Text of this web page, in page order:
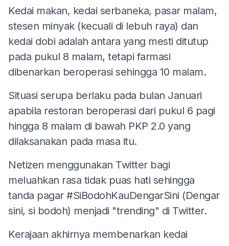
Kedai makan, kedai serbaneka, pasar malam,
stesen minyak (kecuali di lebuh raya) dan
kedai dobi adalah antara yang mesti ditutup
pada pukul 8 malam, tetapi farmasi
dibenarkan beroperasi sehingga 10 malam.
Situasi serupa berlaku pada bulan Januari
apabila restoran beroperasi dari pukul 6 pagi
hingga 8 malam di bawah PKP 2.0 yang
dilaksanakan pada masa itu.
Netizen menggunakan Twitter bagi
meluahkan rasa tidak puas hati sehingga
tanda pagar #SiBodohKauDengarSini (Dengar
sini, si bodoh) menjadi "trending" di Twitter.
Kerajaan akhirnya membenarkan kedai